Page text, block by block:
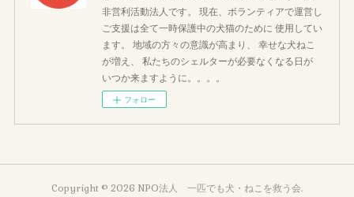
非営利活動法人です。 現在、ボランティアで運営し
ご支援は全て一時保護中の犬猫のために 使用してい
ます。 地域の方々の意識が高まり、 幸せな犬ねこ
が増え、 私たちのシェルターが必要なくなる日が
いつか来ますように。。。。
フォロー
Copyright © 2026 NPO法人 一匹でも犬・ねこを救う会.